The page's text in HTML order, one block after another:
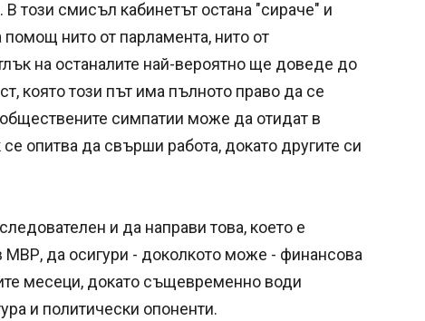
този смисъл кабинетът остана "сираче" и
нито от парламента, нито от
на останалите най-вероятно ще доведе до
която този път има пълното право да се
симпатии може да отидат в
опитва да свърши работа, докато другите си
и да направи това, което е
да осигури - доколкото може - финансова
месеци, докато същевременно води
и политически опоненти.